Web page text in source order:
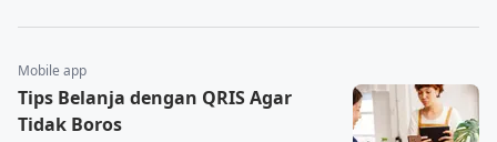
Mobile app
Tips Belanja dengan QRIS Agar
Tidak Boros